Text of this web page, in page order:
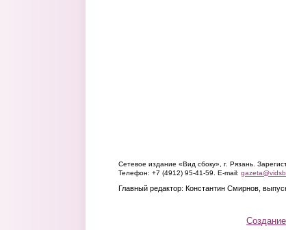
Сетевое издание «Вид сбоку», г. Рязань.
Телефон: +7 (4912) 95-41-59. E-mail:
Главный редактор: Константин Смирнов,